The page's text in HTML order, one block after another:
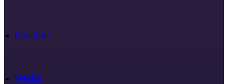
Künstler
Media